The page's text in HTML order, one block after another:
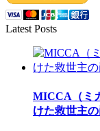
Latest Posts
MICCA（ミ
けた救世主